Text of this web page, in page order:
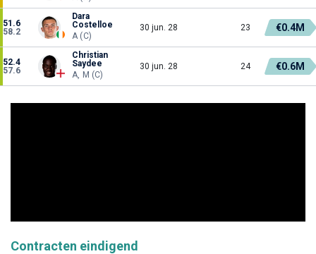
51.6
58.2
Dara
Costelloe
A (C)
30 jun. 28 23 €0.4M
52.4
57.6
Christian
Saydee
A, M (C)
30 jun. 28 24 €0.6M
Contracten eindigend